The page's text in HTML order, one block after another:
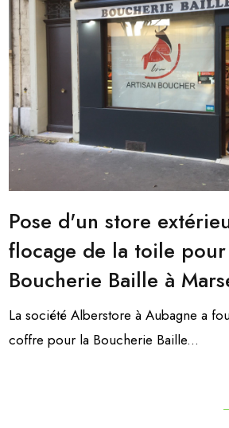
Pose d'un store
flocage de la toile
Boucherie Baille à
La société Alberstore à Aubagne a
coffre pour la Boucherie Baille...